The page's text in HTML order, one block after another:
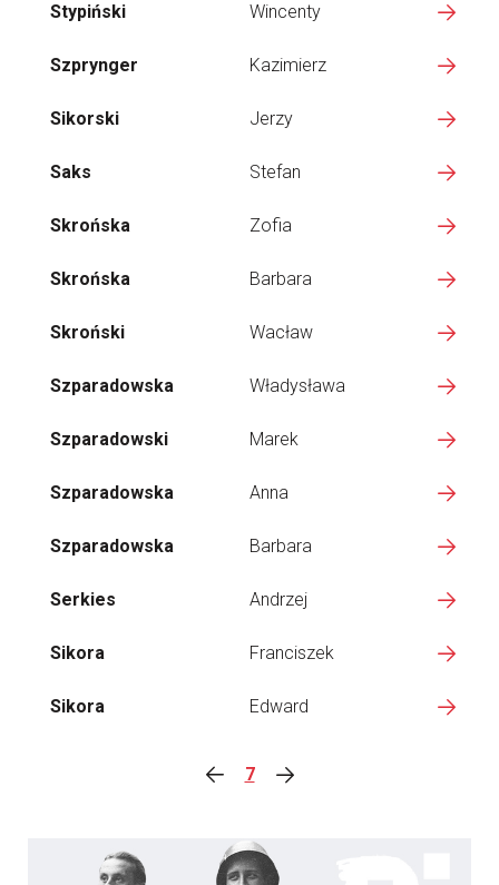
Stypiński Wincenty
Szprynger Kazimierz
Sikorski Jerzy
Saks Stefan
Skrońska Zofia
Skrońska Barbara
Skroński Wacław
Szparadowska Władysława
Szparadowski Marek
Szparadowska Anna
Szparadowska Barbara
Serkies Andrzej
Sikora Franciszek
Sikora Edward
7